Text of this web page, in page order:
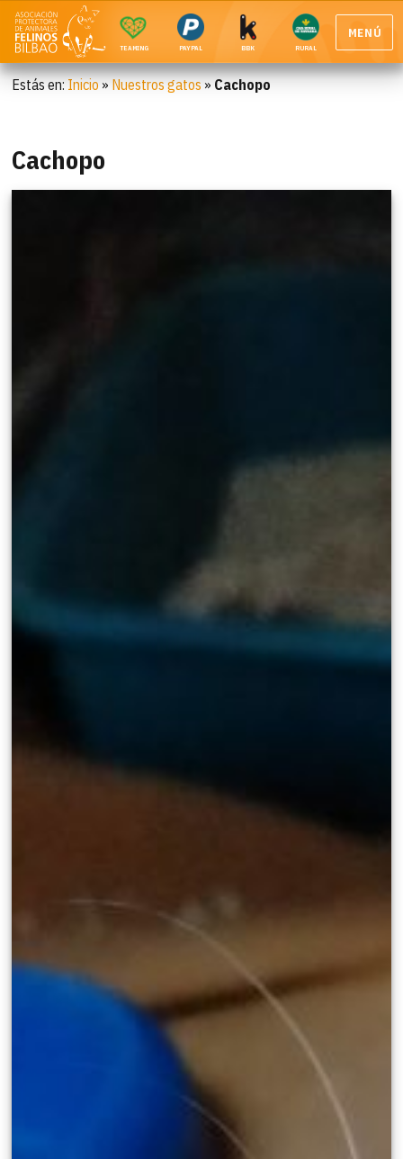
TEAMING PAYPAL BBK RURAL
MENÚ
Estás en: Inicio » Nuestros gatos » Cachopo
Cachopo